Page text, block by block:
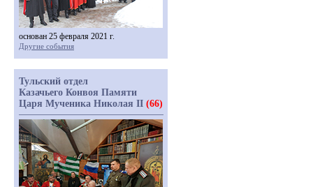
основан 25 февраля 2021 г.
Другие события
Тульский отдел
Казачьего Конвоя Памяти
Царя Мученика Николая II (66)